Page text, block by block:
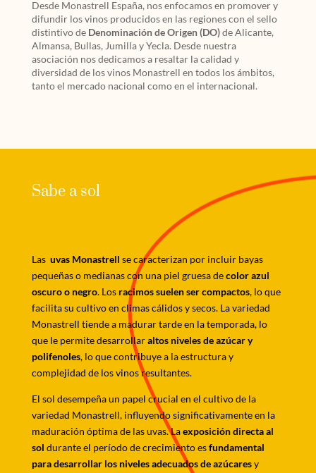
Desde Monastrell España, nos enfocamos en promover y
difundir los vinos producidos en las regiones con el sello
distintivo de Denominación de Origen (DO)de Alicante,
Almansa, Bullas, Jumilla y Yecla. Desde nuestra
asociación nos dedicamos a resaltar la calidad y
diversidad de los vinos Monastrell en todos los ámbitos,
tanto el mercado nacional como en el internacional.
Sabe a sol
Las uvas Monastrell se caracterizan por incluir bayas
pequeñas o medianas con una piel gruesa decolor azul
oscuro o negro. Los racimos suelen ser compactos, lo que
facilita su cultivo en climas cálidos y secos. La variedad
Monastrell tiende a madurar tarde en la temporada, lo
que le permite desarrollaraltos niveles de azúcar y
polifenoles, lo que contribuye a la estructura y
complejidad de los vinos resultantes.
El sol desempeña un papel crucial en el cultivo de la
variedad Monastrell, influyendo significativamente en la
maduración óptima de las uvas. Laexposición directa al
sol durante el período de crecimiento esfundamental
para desarrollar los niveles adecuados de azúcaresy